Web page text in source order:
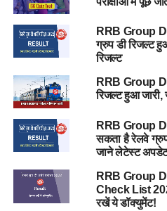
RRB Group
ग्रुप डी रिजल्ट
रिजल्ट
RRB Group
रिजल्ट हुआ
RRB Group D
सकता है रेलवे ग्रुप
जाने लेटेस्ट
RRB Group
Check List
रखें ये डॉक्युमेंट!